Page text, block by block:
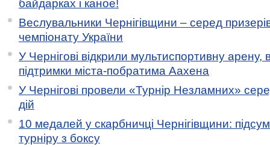
байдарках і каное!
Веслувальники Чернігівщини – серед
чемпіонату України
У Чернігові відкрили мультиспортивну арену,
підтримки міста-побратима Аахена
У Чернігові провели «Турнір Незламних»
дій
10 медалей у скарбничці Чернігівщини:
турніру з боксу